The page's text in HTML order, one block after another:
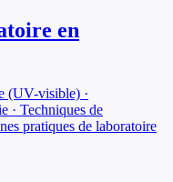
en
(UV-visible) ·
· Techniques de
pratiques de laboratoire